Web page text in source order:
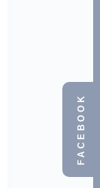
FACEBOOK